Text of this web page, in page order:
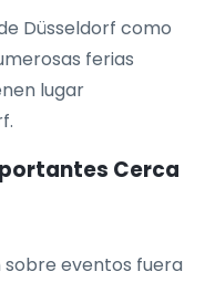
Düsseldorf como
ferias
lugar
Cerca
eventos fuera